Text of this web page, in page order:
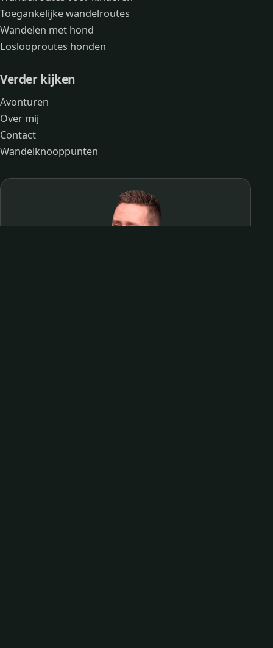
Toegankelijke wandelroutes
Wandelen met hond
Loslooproutes honden
Verder kijken
Avonturen
Over mij
Contact
Wandelknooppunten